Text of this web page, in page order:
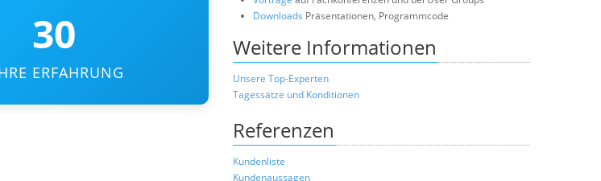
30
ERFAHRUNG
Downloads Präsentationen, Programmcode
Weitere Informationen
Unsere Top-Experten
Tagessätze und Konditionen
Referenzen
Kundenliste
Kundenaussagen